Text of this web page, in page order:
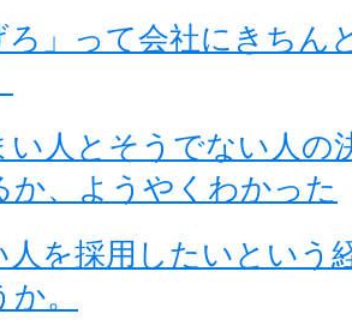
ろ」って会社にきちん
い人とそうでない人の
か、ようやくわかった
人を採用したいという
。